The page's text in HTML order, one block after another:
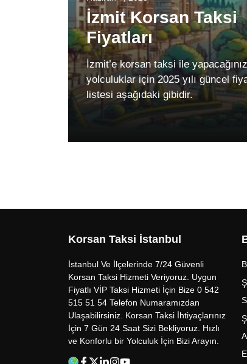
İzmit Korsan Taksi
Fiyatları
İzmit’e korsan taksi ile yapacağınız
yolculuklar için 2025 yılı güncel
listesi aşağıdaki gibidir.
Korsan Taksi İstanbul
İstanbul Ve İlçelerinde 7/24 Güvenli
Korsan Taksi Hizmeti Veriyoruz. Uygun
Fiyatlı VİP Taksi Hizmeti İçin Bize 0 542
515 51 54 Telefon Numaramızdan
Ulaşabilirsiniz. Korsan Taksi İhtiyaçlarınız
İçin 7 Gün 24 Saat Sizi Bekliyoruz. Hızlı
ve Konforlu bir Yolculuk İçin Bizi Arayın.